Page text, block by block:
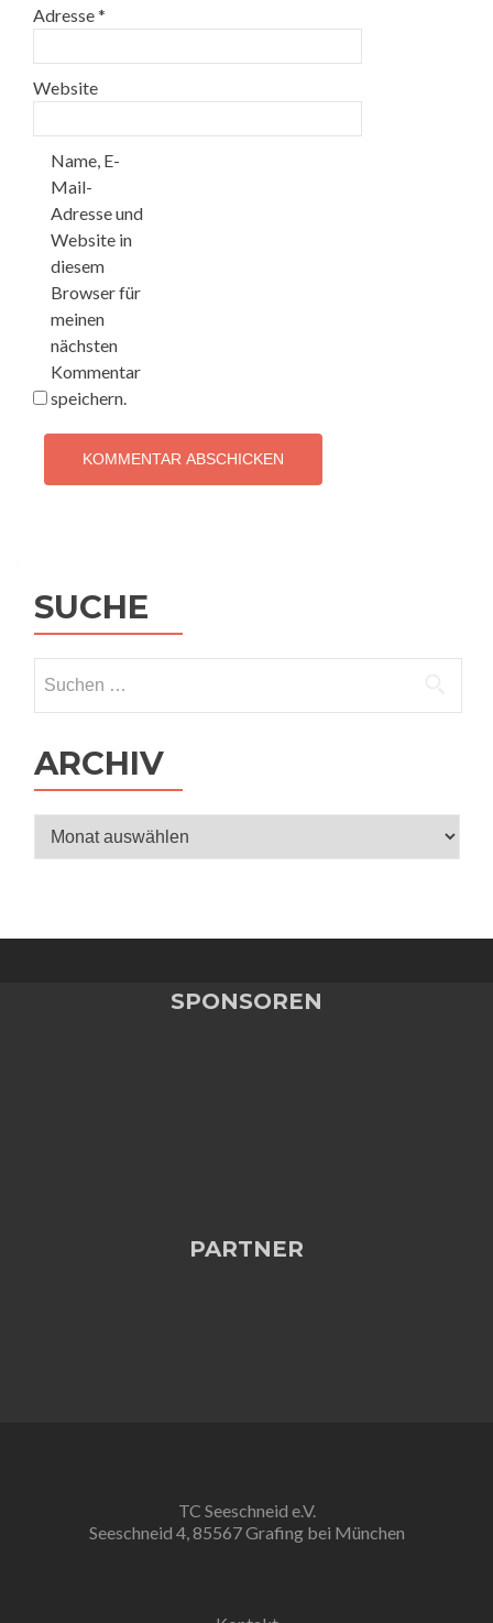
Adresse*
Website
Name, E-
Mail-
Adresse und
Website in
diesem
Browser für
meinen
nächsten
Kommentar
speichern.
SUCHE
nach:
ARCHIV
Archiv
SPONSOREN
PARTNER
TC Seeschneid e.V.
Seeschneid 4, 85567 Grafing bei München